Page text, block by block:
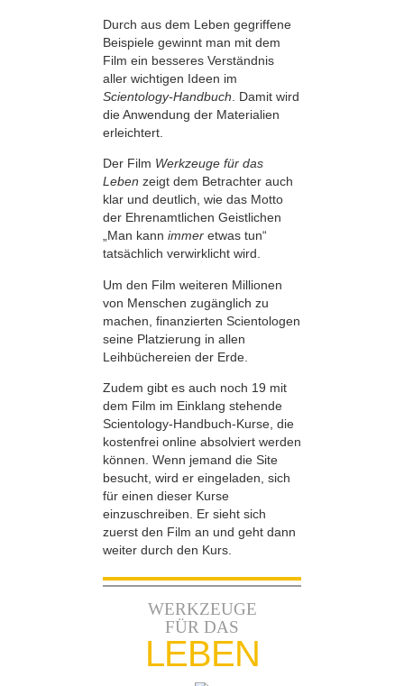
Durch aus dem Leben gegriffene
Beispiele gewinnt man mit dem
Film ein besseres Verständnis
aller wichtigen Ideen im
Scientology-Handbuch . Damit wird
die Anwendung der Materialien
erleichtert.
Der Film Werkzeuge für das
Leben zeigt dem Betrachter auch
klar und deutlich, wie das Motto
der Ehrenamtlichen Geistlichen
„Man kann immer etwas tun“
tatsächlich verwirklicht wird.
Um den Film weiteren Millionen
von Menschen zugänglich zu
machen, finanzierten Scientologen
seine Platzierung in allen
Leihbüchereien der Erde.
Zudem gibt es auch noch 19 mit
dem Film im Einklang stehende
Scientology-Handbuch-Kurse, die
kostenfrei online absolviert werden
können. Wenn jemand die Site
besucht, wird er eingeladen, sich
für einen dieser Kurse
einzuschreiben. Er sieht sich
zuerst den Film an und geht dann
weiter durch den Kurs.
WERKZEUGE
FÜR DAS
LEBEN